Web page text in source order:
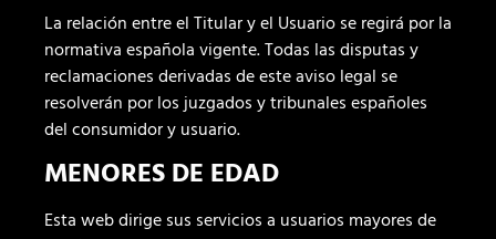
La relación entre el Titular y el Usuario se regirá por la
normativa española vigente. Todas las disputas y
reclamaciones derivadas de este aviso legal se
resolverán por los juzgados y tribunales españoles
del consumidor y usuario.
MENORES DE EDAD
Esta web dirige sus servicios a usuarios mayores de